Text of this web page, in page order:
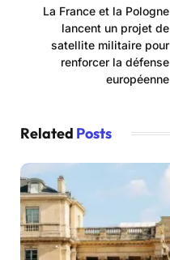
La France et la Pologne
lancent un projet de
satellite militaire pour
renforcer la défense
européenne
Related Posts